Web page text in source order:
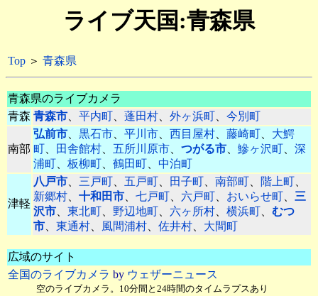
ライブ天国:青森県
Top ＞ 青森県
青森県のライブカメラ
青森 青森市、 平内町、 蓬田村、 外ヶ浜町、 今別町
南部
弘前市、 黒石市、 平川市、 西目屋村、 藤崎町、 大鰐
町、 田舎館村、 五所川原市、 つがる市、 鰺ヶ沢町、 深
浦町、 板柳町、 鶴田町、 中泊町
津軽
八戸市、 三戸町、 五戸町、 田子町、 南部町、 階上町、
新郷村、 十和田市、 七戸町、 六戸町、 おいらせ町、 三
沢市、 東北町、 野辺地町、 六ヶ所村、 横浜町、 むつ
市、 東通村、 風間浦村、 佐井村、 大間町
広域のサイト
全国のライブカメラ by ウェザーニュース
空のライブカメラ。10分間と24時間のタイムラプスあり